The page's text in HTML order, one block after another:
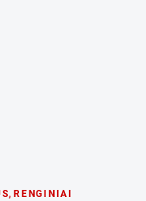
, RENGINIAI